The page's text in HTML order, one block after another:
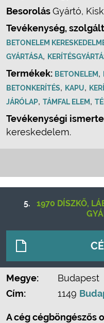
BesorolásGyártó,
Tevékenység,
BETONELEM
GYÁRTÁSA,
Termékek: BETONELEM,
BETONKERÍTÉS, KAPU,
JÁRÓLAP, TÁMFAL ELEM,
Tevékenységi
kereskedelem.
5.
1970 DÍSZKŐ,
Megye:
Budapest
Cím:
1149
A cég cégböngészős